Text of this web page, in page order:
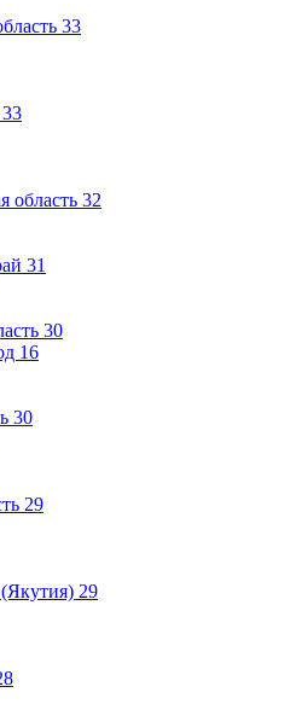
33
33
область 32
31
30
16
30
29
29